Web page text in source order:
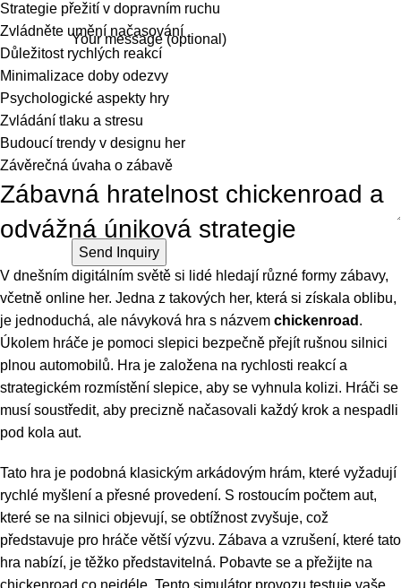
Your message (optional)
Strategie přežití v dopravním ruchu
Zvládněte umění načasování
Důležitost rychlých reakcí
Minimalizace doby odezvy
Psychologické aspekty hry
Zvládání tlaku a stresu
Budoucí trendy v designu her
Závěrečná úvaha o zábavě
Zábavná hratelnost chickenroad a
odvážná úniková strategie
V dnešním digitálním světě si lidé hledají různé formy zábavy,
včetně online her. Jedna z takových her, která si získala oblibu,
je jednoduchá, ale návyková hra s názvem chickenroad .
Úkolem hráče je pomoci slepici bezpečně přejít rušnou silnici
plnou automobilů. Hra je založena na rychlosti reakcí a
strategickém rozmístění slepice, aby se vyhnula kolizi. Hráči se
musí soustředit, aby precizně načasovali každý krok a nespadli
pod kola aut.
Tato hra je podobná klasickým arkádovým hrám, které vyžadují
rychlé myšlení a přesné provedení. S rostoucím počtem aut,
které se na silnici objevují, se obtížnost zvyšuje, což
představuje pro hráče větší výzvu. Zábava a vzrušení, které tato
hra nabízí, je těžko představitelná. Pobavte se a přežijte na